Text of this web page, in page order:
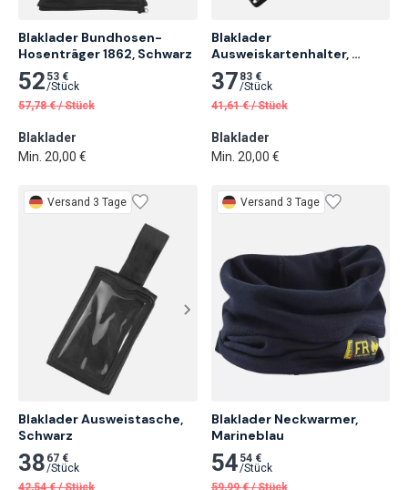
Blaklader Bundhosen-
Hosenträger 1862, Schwarz
52 53 €
/Stück
57,78 € /Stück
Blaklader
Min. 20,00 €
Blaklader
Ausweiskartenhalter,
Schwarz
37 83 €
/Stück
41,61 € /Stück
Blaklader
Min. 20,00 €
Versand 3 Tage
Blaklader Ausweistasche,
Schwarz
38 67 €
/Stück
42,54 € /Stück
Versand 3 Tage
Blaklader Neckwarmer,
Marineblau
54 54 €
/Stück
59,99 € /Stück